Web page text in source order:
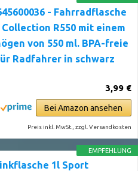
- Fahrradflasche
R550 mit einem
von 550 ml. BPA-freie
Radfahrer in schwarz
3,99 €
Bei Amazon ansehen
Preis inkl. MwSt., zzgl. Versandkosten
EMPFEHLUNG
1l Sport